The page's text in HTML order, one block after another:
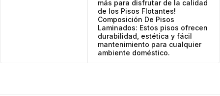
más para disfrutar de la calidad
de los Pisos Flotantes!
Composición De Pisos
Laminados: Estos pisos ofrecen
durabilidad, estética y fácil
mantenimiento para cualquier
ambiente doméstico.